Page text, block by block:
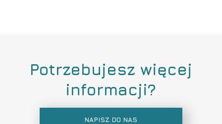
Potrzebujesz więcej
informacji?
NAPISZ DO NAS